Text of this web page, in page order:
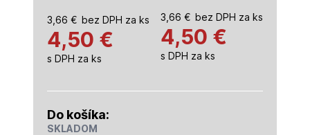
3,66 € bez DPH za ks
4,50 €
s DPH za ks
3,66 € bez DPH za ks
4,50 €
s DPH za ks
Do košíka:
SKLADOM